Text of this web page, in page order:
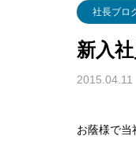
社長ブロ
新入
2015.04.11
お蔭様で当